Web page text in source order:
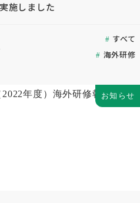
施しました
すべて
海外研修
お知らせ